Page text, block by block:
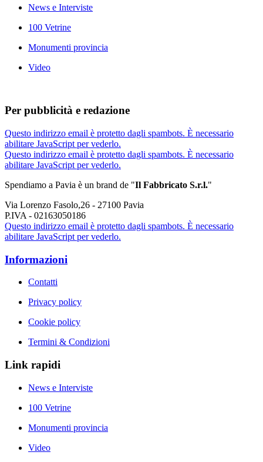
News e Interviste
100 Vetrine
Monumenti provincia
Video
Per pubblicità e redazione
Questo indirizzo email è protetto dagli spambots. È necessario
abilitare JavaScript per vederlo.
Questo indirizzo email è protetto dagli spambots. È necessario
abilitare JavaScript per vederlo.
Spendiamo a Pavia è un brand de "Il Fabbricato S.r.l."
Via Lorenzo Fasolo,26 - 27100 Pavia
P.IVA - 02163050186
Questo indirizzo email è protetto dagli spambots. È necessario
abilitare JavaScript per vederlo.
Informazioni
Contatti
Privacy policy
Cookie policy
Termini & Condizioni
Link rapidi
News e Interviste
100 Vetrine
Monumenti provincia
Video